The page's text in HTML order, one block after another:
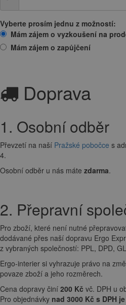
Vyberte prosím jednu z možností:
Mám zájem o vyzkoušení na
Mám zájem o zapůjčení
Doprava
1. Osobní odběr
Převzetí na naší Pražské pobočce s
4.
Osobní odběr u nás máte zdarma.
2. Přepravní
Pro zboží, které není nutné
dodávané přes naší dopravu Ergo
z vybraných společností: PPL, DPD,
Ergo-interier si vyhrazuje právo na
povaze zboží a jeho rozměrech.
Cena dopravy činí 200 Kč vč. DPH u
Pro objednávky nad 3000 Kč s DPH